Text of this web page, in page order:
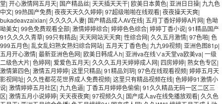
堂| 开心激情网五月天| 国产精品丝| 天天插天天干| 欧美日本黄色| 亚洲日日操| 九九色
中文| 99热国产免费| 夜夜天天久久婷婷| 97超级啪啪在线观看| 夜夜操天天爽|
bukadeavzaixian| 久久久久人妻| 国产精品成人AV在线| 五月丁香好婷婷A片网| 色呦
呦美女| 99色免费观看全部| 激情婷婷综合| 婷婷色色综合| 婷婷丁香小说| 91精品国产
91久久久久青草| 99只有精品| 天天网站天天爽| 性综合网| 久久五月激情| 97色啪| 色
999五月色| 乱女乱妇熟女熟妇综合网站| 五月天丁香色色| 九九99视频| 亚洲色图81p|
五月开心激情| 最新亚洲色色网| 欧美日韩成人h| 亚洲va在线∨a天堂va欧美va| 一级
二级色大片| 色婷网| 爱爱色五月天| 久久久五月天婷婷成人网| 四房婷婷| 熟女色专区|
激情第四色| 激情五月婷婷| 这里只精品| 91精品刘玥| 97色在线观看视频| 婷婷五月天
影视网址| 久久性都花花世界成人免费视频| 这里只有精品视频在线| 色婷婷91激情小
说| 激情婷婷五月社区| 九九色逼| 丁香五月婷婷色偷偷| 91久久精品无码一区二区三
区| 激情五月小说婷婷| 天天夜夜爽| 97视频久久| 国产成人av在线免播放观看| 久久色